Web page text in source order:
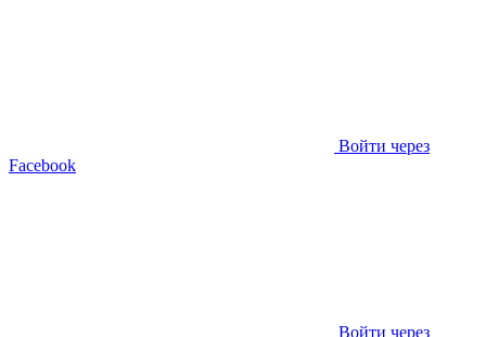
Войти через
Facebook
Войти через